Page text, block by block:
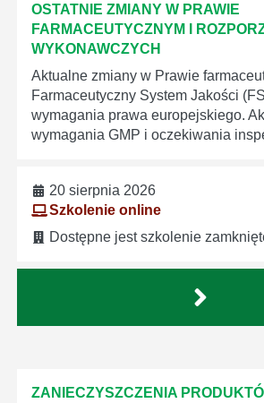
OSTATNIE ZMIANY W PRAWIE
FARMACEUTYCZNYM I
WYKONAWCZYCH
Aktualne zmiany w Prawie
Farmaceutyczny System Jakości
wymagania prawa europejskiego.
wymagania GMP i oczekiwania
20 sierpnia 2026
Szkolenie online
Dostępne jest szkolenie
ZANIECZYSZCZENIA